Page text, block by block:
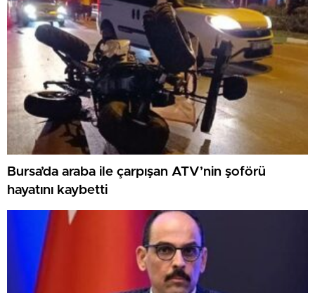
Bursa’da araba ile çarpışan ATV’nin şoförü
hayatını kaybetti